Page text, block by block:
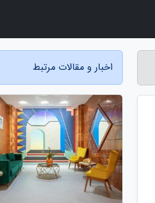
اخبار و مقالات مرتبط